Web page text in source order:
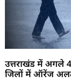
उत्तराखंड में अगले
जिलों में ऑरेंज